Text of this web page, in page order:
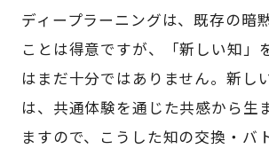
ディープラーニングは、既存の暗
ことは得意ですが、「新しい知」
はまだ十分ではありません。新し
は、共通体験を通じた共感から生
ますので、こうした知の交換・バ